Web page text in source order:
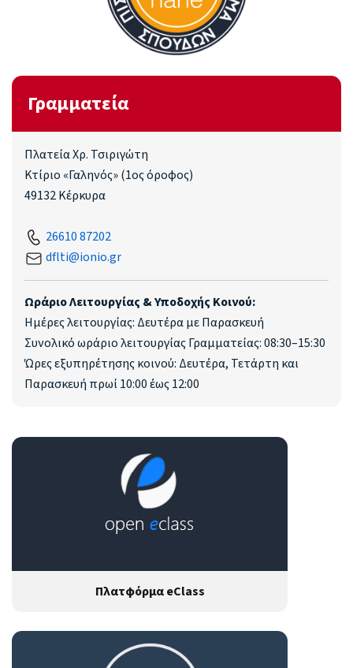
Γραμματεία
Πλατεία Χρ. Τσιριγώτη
Κτίριο «Γαληνός» (1ος όροφος)
49132 Κέρκυρα
26610 87202
dflti@ionio.gr
Ωράριο Λειτουργίας & Υποδοχής Κοινού:
Ημέρες λειτουργίας: Δευτέρα με Παρασκευή
Συνολικό ωράριο λειτουργίας Γραμματείας: 08:30–15:30
Ώρες εξυπηρέτησης κοινού: Δευτέρα, Τετάρτη και
Παρασκευή πρωί 10:00 έως 12:00
Πλατφόρμα eClass